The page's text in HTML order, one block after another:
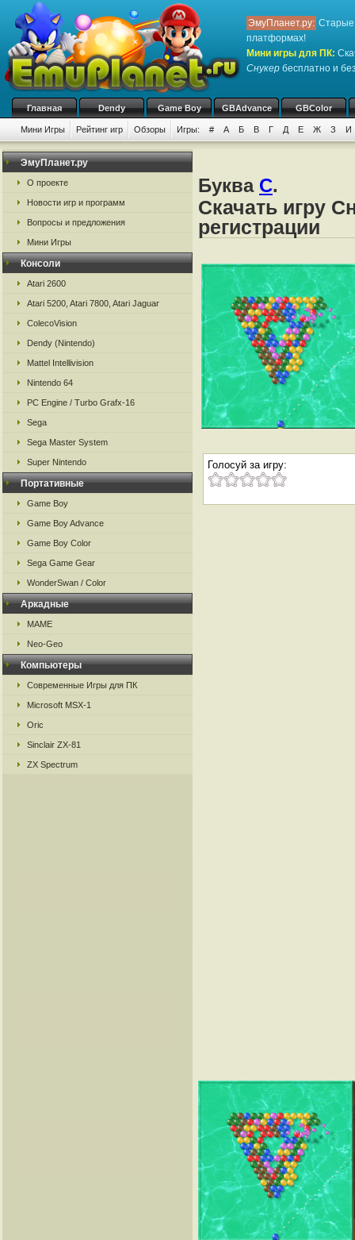
ЭмуПланет.ру: Старые
платформах!
Мини игры для ПК:
Снукер бесплатно и
Главная Dendy Game Boy GBAdvance GBColor
Мини Игры Рейтинг игр Обзоры Игры: # А Б В Г Д Е Ж З И
ЭмуПланет.ру
О проекте
Новости игр и программ
Вопросы и предложения
Мини Игры
Консоли
Atari 2600
Atari 5200, Atari 7800, Atari Jaguar
ColecoVision
Dendy (Nintendo)
Mattel Intellivision
Nintendo 64
PC Engine / Turbo Grafx-16
Sega
Sega Master System
Super Nintendo
Портативные
Game Boy
Game Boy Advance
Game Boy Color
Sega Game Gear
WonderSwan / Color
Аркадные
MAME
Neo-Geo
Компьютеры
Современные Игры для ПК
Microsoft MSX-1
Oric
Sinclair ZX-81
ZX Spectrum
Буква С.
Скачать игру
регистрации
Голосуй за игру: